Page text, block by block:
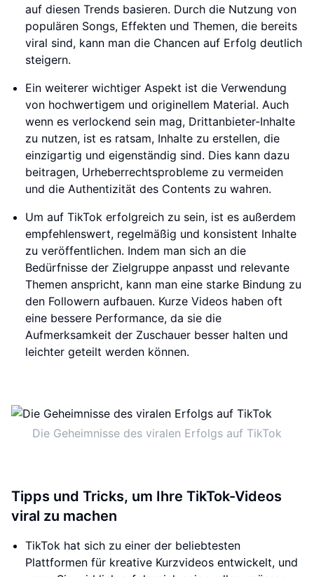
auf diesen Trends basieren. Durch die Nutzung von
populären Songs, Effekten und Themen, die bereits
viral sind, kann man die Chancen auf Erfolg deutlich
steigern.
Ein weiterer wichtiger Aspekt ist die Verwendung
von hochwertigem und originellem Material. Auch
wenn es verlockend sein mag, Drittanbieter-Inhalte
zu nutzen, ist es ratsam, Inhalte zu erstellen, die
einzigartig und eigenständig sind. Dies kann dazu
beitragen, Urheberrechtsprobleme zu vermeiden
und die Authentizität des Contents zu wahren.
Um auf TikTok erfolgreich zu sein, ist es außerdem
empfehlenswert, regelmäßig und konsistent Inhalte
zu veröffentlichen. Indem man sich an die
Bedürfnisse der Zielgruppe anpasst und relevante
Themen anspricht, kann man eine starke Bindung zu
den Followern aufbauen. Kurze Videos haben oft
eine bessere Performance, da sie die
Aufmerksamkeit der Zuschauer besser halten und
leichter geteilt werden können.
Die Geheimnisse des viralen Erfolgs auf TikTok
Tipps und Tricks, um Ihre TikTok-Videos
viral zu machen
TikTok hat sich zu einer der beliebtesten
Plattformen für kreative Kurzvideos entwickelt, und